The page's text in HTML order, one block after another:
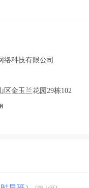
络科技有限公司
区金玉兰花园29栋102